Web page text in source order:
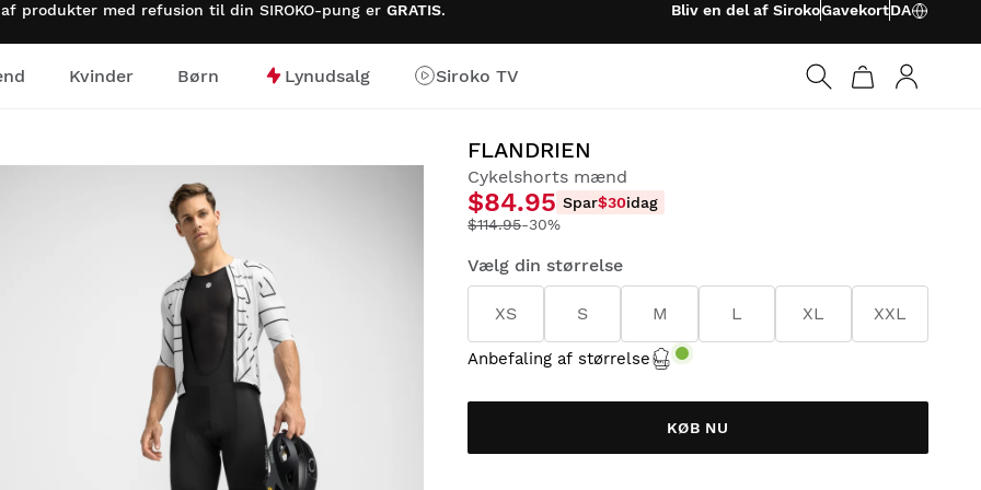
produkter med refusion til din SIROKO-pung er GRATIS. Bliv en del af SirokoGavekortDA
Kvinder Børn Lynudsalg
Siroko TV
FLANDRIEN
Cykelshorts mænd
$84.95 Spar$30idag
$114.95-30%
Vælg din størrelse
XS S M L XL XXL
Anbefaling af størrelse
KØB NU